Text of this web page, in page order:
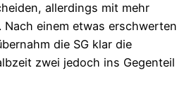
allerdings mit mehr
Nach einem etwas erschwerten
die SG klar die
zwei jedoch ins Gegenteil